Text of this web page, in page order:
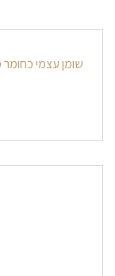
ניווט
שומן עצמי כחומר